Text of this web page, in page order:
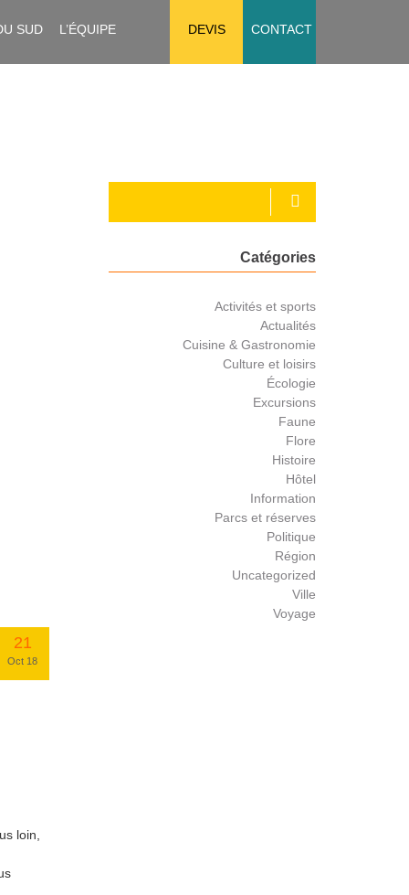
SUD L’ÉQUIPE DEVIS CONTACT
21
Oct 18
loin,
Catégories
Activités et sports
Actualités
Cuisine & Gastronomie
Culture et loisirs
Écologie
Excursions
Faune
Flore
Histoire
Hôtel
Information
Parcs et réserves
Politique
Région
Uncategorized
Ville
Voyage